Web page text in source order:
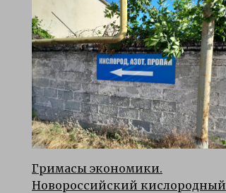
Гримасы экономики.
Новороссийский кислородный